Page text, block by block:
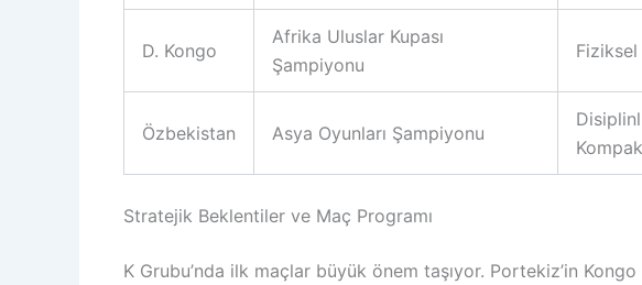
D. Kongo
Afrika Uluslar Kupası
Şampiyonu
Özbekistan Asya Oyunları Şampiyonu
Stratejik Beklentiler ve Maç Programı
K Grubu’nda ilk maçlar büyük önem taşıyor. Portekiz’in